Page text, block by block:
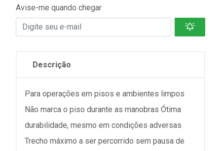
Avise-me quando chegar
Descrição
Para operações em pisos e ambientes limpos
Não marca o piso durante as manobras Ótima
durabilidade, mesmo em condições adversas
Trecho máximo a ser percorrido sem pausa de